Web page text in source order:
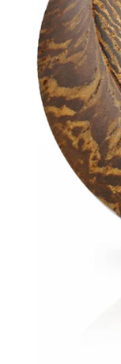
Helix